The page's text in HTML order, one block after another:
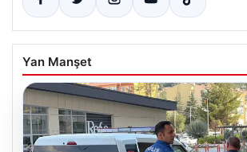
Yan Manşet